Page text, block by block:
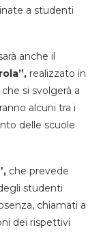
a studenti
anche il
realizzato in
si svolgerà a
alcuni tra i
delle scuole
che prevede
studenti
chiamati a
dei rispettivi